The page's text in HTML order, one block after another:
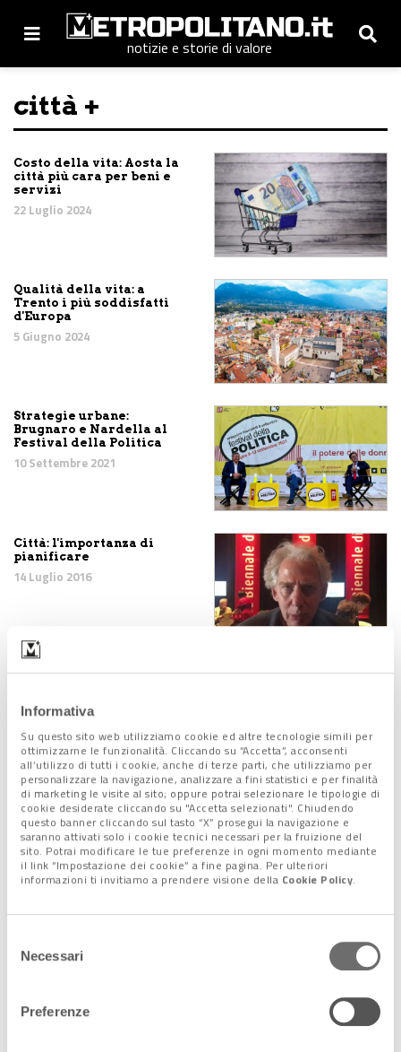
Informativa
Su questo sito web utilizziamo cookie ed altre tecnologie simili per
ottimizzarne le funzionalità. Cliccando su “Accetta”, acconsenti
all’utilizzo di tutti i cookie, anche di terze parti, che utilizziamo per
personalizzare la navigazione, analizzare a fini statistici e per finalità
di marketing le visite al sito; oppure potrai selezionare le tipologie di
cookie desiderate cliccando su "Accetta selezionati". Chiudendo
questo banner cliccando sul tasto “X” prosegui la navigazione e
saranno attivati solo i cookie tecnici necessari per la fruizione del
sito. Potrai modificare le tue preferenze in ogni momento mediante
il link “Impostazione dei cookie” a fine pagina. Per ulteriori
informazioni ti invitiamo a prendere visione della Cookie Policy.
delNecessari
Preferenze
notizie e storie di valore
città +
Costo della vita: Aosta la
città più cara per beni e
servizi
22 Luglio 2024
Qualità della vita: a
Trento i più soddisfatti
d'Europa
5 Giugno 2024
Strategie urbane:
Brugnaro e Nardella al
Festival della Politica
10 Settembre 2021
Città: l'importanza di
pianificare
14 Luglio 2016
14 Luglio 2016
ARAVENA : LA “MIA”
VENEZIA
12 Giugno 2016
26 Maggio 2016